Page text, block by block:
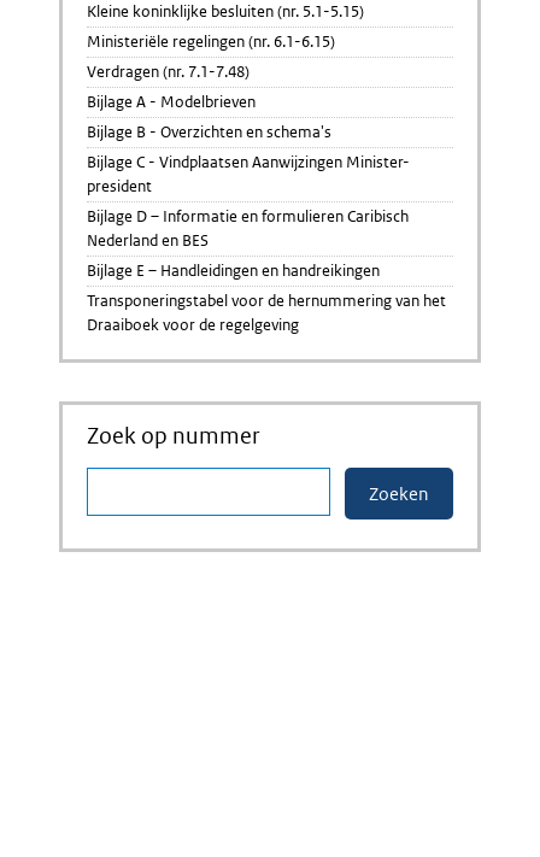
Kleine koninklijke besluiten (nr. 5.1-5.15)
Ministeriële regelingen (nr. 6.1-6.15)
Verdragen (nr. 7.1-7.48)
Bijlage A - Modelbrieven
Bijlage B - Overzichten en schema's
Bijlage C - Vindplaatsen Aanwijzingen Minister-
president
Bijlage D – Informatie en formulieren Caribisch
Nederland en BES
Bijlage E – Handleidingen en handreikingen
Transponeringstabel voor de hernummering van het
Draaiboek voor de regelgeving
Zoek op nummer